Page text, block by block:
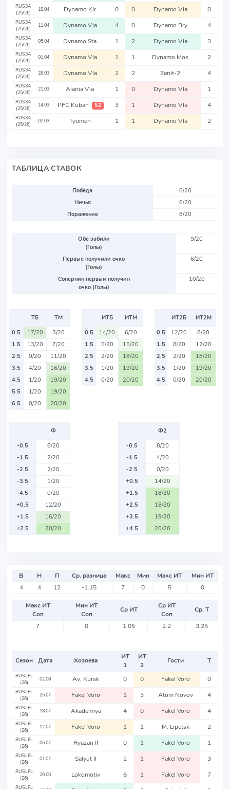
RUS3A
(25/26)
18.04 Dynamo Kir 0 0 Dynamo Vla 0
RUS3A
(25/26)
11.04 Dynamo Vla 4 0 Dynamo Bry 4
RUS3A
(25/26)
05.04 Dynamo Sta 1 2 Dynamo Vla 3
RUS3A
(25/26)
01.04 Dynamo Vla 1 1 Dynamo Mos 2
RUS3A
(25/26)
28.03 Dynamo Vla 2 2 Zenit-2 4
RUS3A
(25/26)
21.03 Alania Vla 1 0 Dynamo Vla 1
RUS3A
(25/26)
14.03 PFC Kuban 52 3 1 Dynamo Vla 4
RUS3A
(25/26)
07.03 Tyumen 1 1 Dynamo Vla 2
ТАБЛИЦА СТАВОК
Победа
6/20
Ничья
6/20
Поражение
8/20
Обе забили
(Голы)
9/20
Первые получили очко
(Голы)
6/20
Соперник первым получил
очко (Голы)
10/20
ТБ
ТМ
0.5
17/20
3/20
1.5
13/20
7/20
2.5
9/20
11/20
3.5
4/20
16/20
4.5
1/20
19/20
5.5
1/20
19/20
6.5
0/20 20/20
ИТБ
ИТМ
0.5
14/20
6/20
1.5
5/20
15/20
2.5
2/20
18/20
3.5
1/20
19/20
4.5
0/20 20/20
ИТ2Б
ИТ2М
0.5
12/20
8/20
1.5
8/20
12/20
2.5
2/20
18/20
3.5
1/20
19/20
4.5
0/20 20/20
Ф
-0.5
6/20
-1.5
2/20
-2.5
2/20
-3.5
1/20
-4.5
0/20
+0.5
12/20
+1.5
16/20
+2.5
20/20
Ф2
-0.5
8/20
-1.5
4/20
-2.5
0/20
+0.5
14/20
+1.5
18/20
+2.5
18/20
+3.5
19/20
+4.5
20/20
В Н П Ср. разница Макс Мин Макс ИТ
Мин ИТ
4
4 12 -1.15 7 0 5 0
Макс ИТ
Соп
Мин ИТ
Соп
Ср ИТ
Ср ИТ
Соп
Ср. Т
7
0 1.05 2.2 3.25
Сезон Дата Хозяева
ИТ
1
ИТ
2
Гости Т
RUSLFL
(26)
02.08 Av. Kursk 0 0 Fakel Voro 0
RUSLFL
(26)
25.07 Fakel Voro 1 3 Atom Novov 4
RUSLFL
(26)
18.07 Akademiya 4 0 Fakel Voro 4
RUSLFL
(26)
12.07 Fakel Voro 1 1 M. Lipetsk 2
RUSLFL
(26)
06.07 Ryazan II 0 1 Fakel Voro 1
RUSLFL
(26)
01.07 Salyut II 2 1 Fakel Voro 3
RUSLFL
(26)
20.06 Lokomotiv 6 1 Fakel Voro 7
RUSLFL